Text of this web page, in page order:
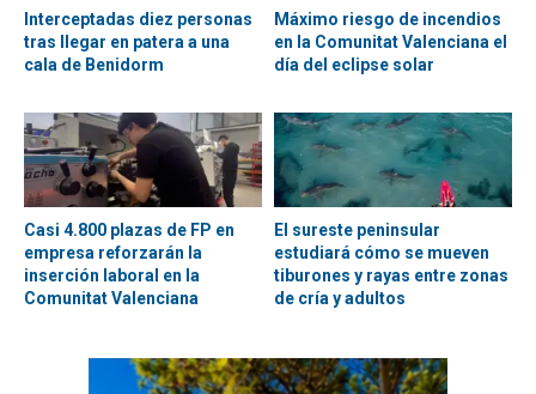
Interceptadas diez personas
tras llegar en patera a una
cala de Benidorm
Máximo riesgo de incendios
en la Comunitat Valenciana el
día del eclipse solar
Casi 4.800 plazas de FP en
empresa reforzarán la
inserción laboral en la
Comunitat Valenciana
El sureste peninsular
estudiará cómo se mueven
tiburones y rayas entre zonas
de cría y adultos